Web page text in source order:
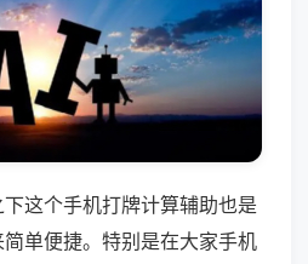
这个手机打牌计算辅助也是
单便捷。特别是在大家手机